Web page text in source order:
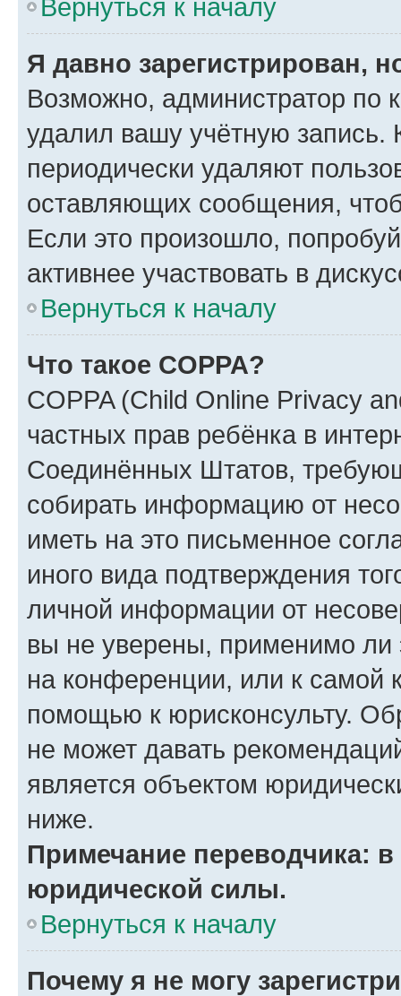
Вернуться к началу
Я давно зарегистрирован,
Возможно, администратор по
удалил вашу учётную запись.
периодически удаляют
оставляющих сообщения,
Если это произошло,
активнее участвовать в
Вернуться к началу
Что такое COPPA?
COPPA (Child Online Privacy
частных прав ребёнка в
Соединённых Штатов,
собирать информацию от
иметь на это письменное
иного вида подтверждения
личной информации от
вы не уверены, применимо ли
на конференции, или к самой
помощью к юрисконсульту.
не может давать
является объектом
ниже.
Примечание переводчика:
юридической силы.
Вернуться к началу
Почему я не могу